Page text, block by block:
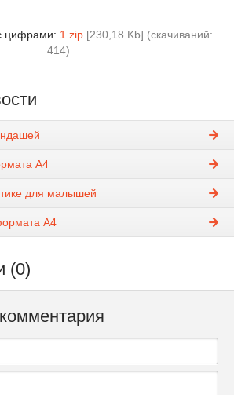
цифрами: 1.zip[230,18 Kb] (cкачиваний:
414)
А4
для малышей
А4
(0)